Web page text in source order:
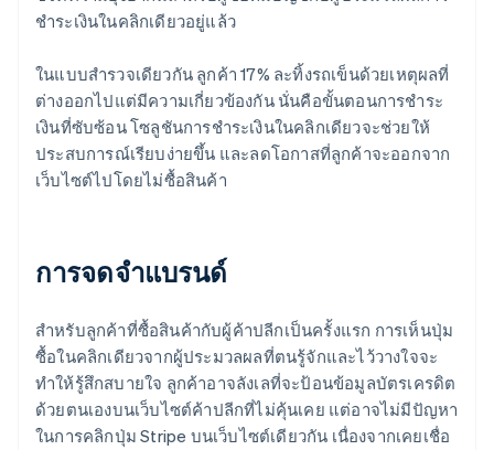
ชำระเงินในคลิกเดียวอยู่แล้ว
ในแบบสำรวจเดียวกัน ลูกค้า 17% ละทิ้งรถเข็นด้วยเหตุผลที่
ต่างออกไปแต่มีความเกี่ยวข้องกัน นั่นคือขั้นตอนการชำระ
เงินที่ซับซ้อน โซลูชันการชำระเงินในคลิกเดียวจะช่วยให้
ประสบการณ์เรียบง่ายขึ้น และลดโอกาสที่ลูกค้าจะออกจาก
เว็บไซต์ไปโดยไม่ซื้อสินค้า
การจดจำแบรนด์
สำหรับลูกค้าที่ซื้อสินค้ากับผู้ค้าปลีกเป็นครั้งแรก การเห็นปุ่ม
ซื้อในคลิกเดียวจากผู้ประมวลผลที่ตนรู้จักและไว้วางใจจะ
ทำให้รู้สึกสบายใจ ลูกค้าอาจลังเลที่จะป้อนข้อมูลบัตรเครดิต
ด้วยตนเองบนเว็บไซต์ค้าปลีกที่ไม่คุ้นเคย แต่อาจไม่มีปัญหา
ในการคลิกปุ่ม Stripe บนเว็บไซต์เดียวกัน เนื่องจากเคยเชื่อ